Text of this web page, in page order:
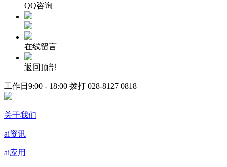
QQ咨询
在线留言
返回顶部
工作日9:00 - 18:00 拨打 028-8127 0818
关于我们
ai资讯
ai应用